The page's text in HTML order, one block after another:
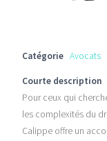
Catégorie Avocats
Courte description
Pour ceux qui
les complexités du
Calippe offre un